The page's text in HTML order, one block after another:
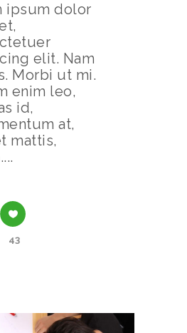
ipsum dolor
elit. Nam
Morbi ut mi.
enim leo,
id,
at,
mattis,
43